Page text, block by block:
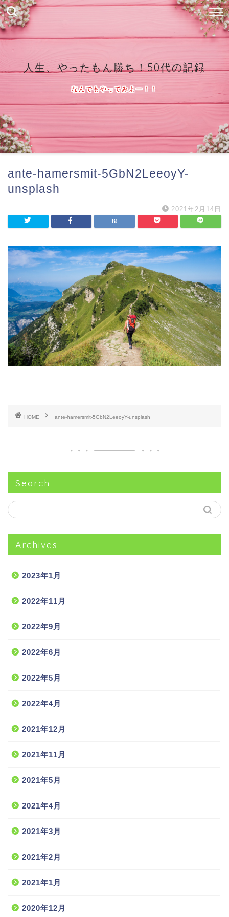
人生、やったもん勝ち！50代の記録
なんでもやってみよー！！
ante-hamersmit-5GbN2LeeoyY-
unsplash
2021年2月14日
HOME ante-hamersmit-5GbN2LeeoyY-unsplash
Search
Archives
2023年1月
2022年11月
2022年9月
2022年6月
2022年5月
2022年4月
2021年12月
2021年11月
2021年5月
2021年4月
2021年3月
2021年2月
2021年1月
2020年12月